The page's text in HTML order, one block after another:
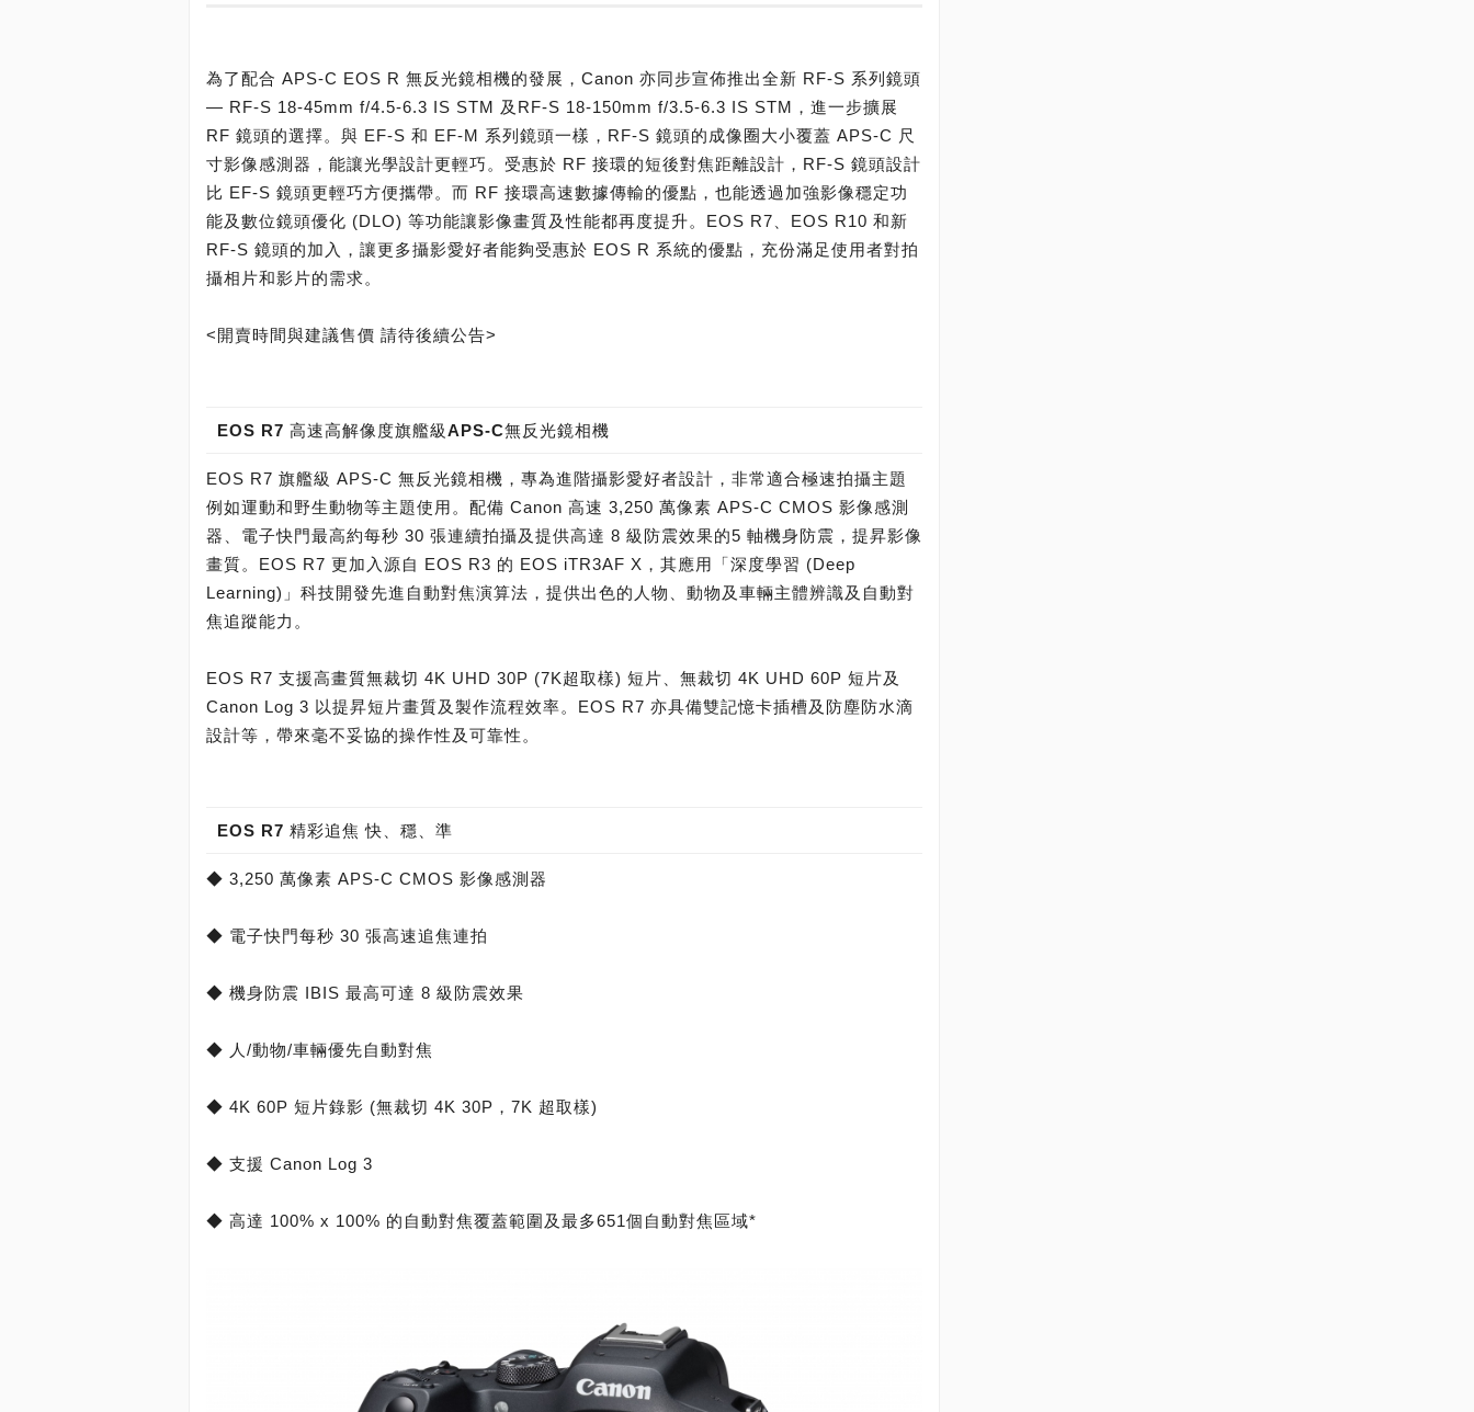
為了配合 APS-C EOS R 無反光鏡相機的發展，Canon 亦同步宣佈推出全新 RF-S 系列鏡頭
— RF-S 18-45mm f/4.5-6.3 IS STM 及RF-S 18-150mm f/3.5-6.3 IS STM，進一步擴展
RF 鏡頭的選擇。與 EF-S 和 EF-M 系列鏡頭一樣，RF-S 鏡頭的成像圈大小覆蓋 APS-C 尺
寸影像感測器，能讓光學設計更輕巧。受惠於 RF 接環的短後對焦距離設計，RF-S 鏡頭設計
比 EF-S 鏡頭更輕巧方便攜帶。而 RF 接環高速數據傳輸的優點，也能透過加強影像穩定功
能及數位鏡頭優化 (DLO) 等功能讓影像畫質及性能都再度提升。EOS R7、EOS R10 和新
RF-S 鏡頭的加入，讓更多攝影愛好者能夠受惠於 EOS R 系統的優點，充份滿足使用者對拍
攝相片和影片的需求。
<開賣時間與建議售價 請待後續公告>
EOS R7 高速高解像度旗艦級APS-C無反光鏡相機
EOS R7 旗艦級 APS-C 無反光鏡相機，專為進階攝影愛好者設計，非常適合極速拍攝主題
例如運動和野生動物等主題使用。配備 Canon 高速 3,250 萬像素 APS-C CMOS 影像感測
器、電子快門最高約每秒 30 張連續拍攝及提供高達 8 級防震效果的5 軸機身防震，提昇影像
畫質。EOS R7 更加入源自 EOS R3 的 EOS iTR3AF X，其應用「深度學習 (Deep
Learning)」科技開發先進自動對焦演算法，提供出色的人物、動物及車輛主體辨識及自動對
焦追蹤能力。
EOS R7 支援高畫質無裁切 4K UHD 30P (7K超取樣) 短片、無裁切 4K UHD 60P 短片及
Canon Log 3 以提昇短片畫質及製作流程效率。EOS R7 亦具備雙記憶卡插槽及防塵防水滴
設計等，帶來毫不妥協的操作性及可靠性。
EOS R7 精彩追焦 快、穩、準
◆ 3,250 萬像素 APS-C CMOS 影像感測器
◆ 電子快門每秒 30 張高速追焦連拍
◆ 機身防震 IBIS 最高可達 8 級防震效果
◆ 人/動物/車輛優先自動對焦
◆ 4K 60P 短片錄影 (無裁切 4K 30P，7K 超取樣)
◆ 支援 Canon Log 3
◆ 高達 100% x 100% 的自動對焦覆蓋範圍及最多651個自動對焦區域*